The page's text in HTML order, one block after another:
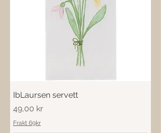
IbLaursen servett
Pris
49,00 kr
Frakt 69kr